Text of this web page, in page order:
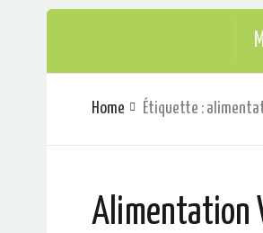
Home Étiquette :
Alimentation